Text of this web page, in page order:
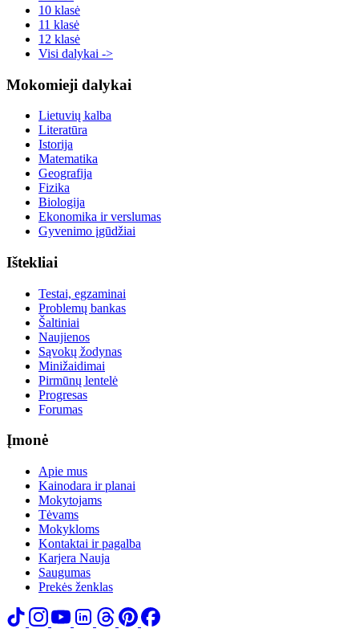
10 klasė
11 klasė
12 klasė
Visi dalykai ->
Mokomieji dalykai
Lietuvių kalba
Literatūra
Istorija
Matematika
Geografija
Fizika
Biologija
Ekonomika ir verslumas
Gyvenimo įgūdžiai
Ištekliai
Testai, egzaminai
Problemų bankas
Šaltiniai
Naujienos
Sąvokų žodynas
Minižaidimai
Pirmūnų lentelė
Progresas
Forumas
Įmonė
Apie mus
Kainodara ir planai
Mokytojams
Tėvams
Mokykloms
Kontaktai ir pagalba
Karjera Nauja
Saugumas
Prekės ženklas